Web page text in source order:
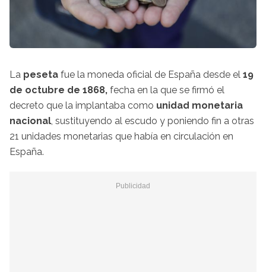
La peseta fue la moneda oficial de España desde el 19
de octubre de 1868, fecha en la que se firmó el
decreto que la implantaba como unidad monetaria
nacional, sustituyendo al escudo y poniendo fin a otras
21 unidades monetarias que había en circulación en
España.